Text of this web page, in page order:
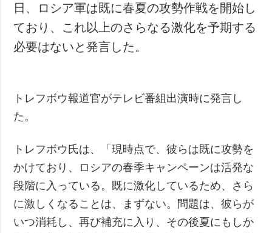
日、ロシア軍は既に春夏の攻勢作戦を開始し
ており、これ以上のさらなる激化を予期する
必要はないと発言した。
トレフボウ報道官がテレビ番組出演時に発言し
た。
トレフボウ氏は、「現時点で、彼らは既に攻勢を
かけており、ロシアの春季キャンペーンは活発な
段階に入っている。既に激化しているため、さら
に激しくなることは、まずない。問題は、彼らが
いつ消耗し、再び補充に入り、その後夏にもしか